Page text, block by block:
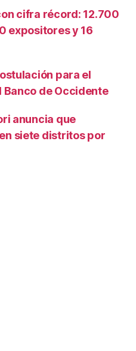
cifra récord: 12.700
expositores y 16
para el
Banco de Occidente
anuncia que
siete distritos por